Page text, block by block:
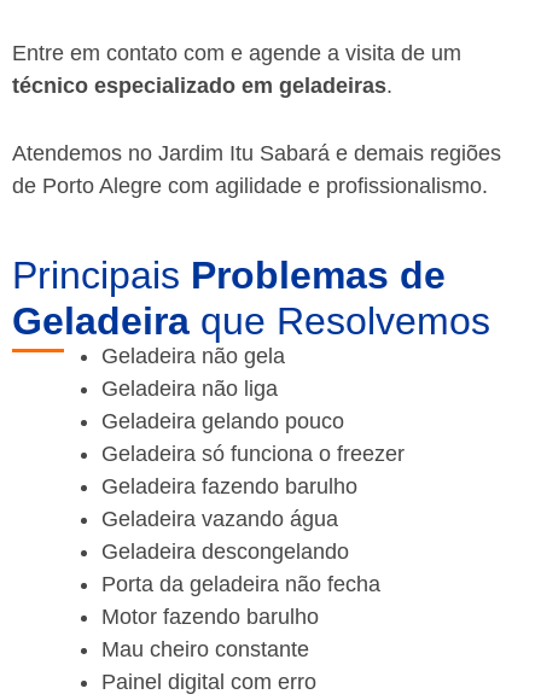
Entre em contato com e agende a visita de um
técnico especializado em geladeiras.
Atendemos no Jardim Itu Sabará e demais regiões
de Porto Alegre com agilidade e profissionalismo.
Principais Problemas de
Geladeira que Resolvemos
Geladeira não gela
Geladeira não liga
Geladeira gelando pouco
Geladeira só funciona o freezer
Geladeira fazendo barulho
Geladeira vazando água
Geladeira descongelando
Porta da geladeira não fecha
Motor fazendo barulho
Mau cheiro constante
Painel digital com erro